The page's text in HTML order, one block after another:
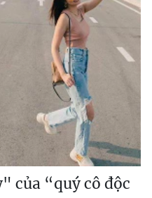
của “quý cô độc